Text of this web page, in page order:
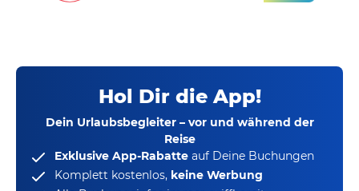
Hol Dir die App!
Dein Urlaubsbegleiter – vor und während der
Reise
Exklusive App-Rabatte auf Deine Buchungen
Komplett kostenlos, keine Werbung